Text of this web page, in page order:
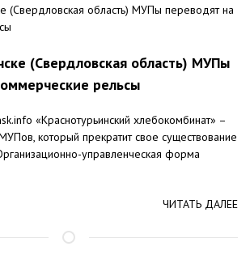
(Свердловская область) МУПы
рельсы
«Краснотурьинский хлебокомбинат» –
который прекратит свое существование
управленческая форма
ЧИТАТЬ ДАЛЕЕ